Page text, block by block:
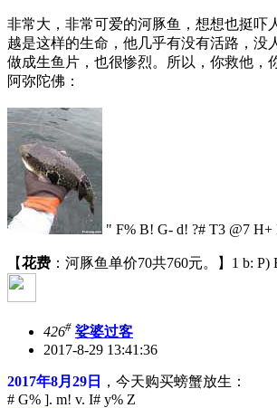
非常大，非常可爱的河豚鱼，想想也挺吓
越是这样的生命，他几乎有没有活路，没
做成生鱼片，也很惨烈。所以，你救他，
阿弥陀佛：
" F% B! G- d! ?# T3 @7 H+
【花费 ：河豚鱼单价70共760元。】 1 b: P)
426# 娑婆过客
2017-8-29 13:41:36
2017年8月29日
，今天购买螃蟹放生：
# G% ]. m! v. I# y% Z